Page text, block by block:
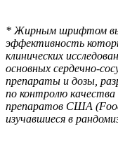
* Жирным шрифтом
эффективность
клинических
основных сердечно-
препараты и дозы,
по контролю
препаратов США
изучавшиеся в